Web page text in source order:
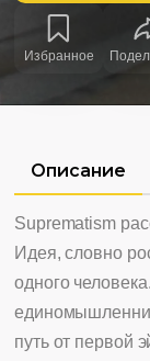
Избранное
Описание
Suprematism
Идея, словно
одного
путь от первой